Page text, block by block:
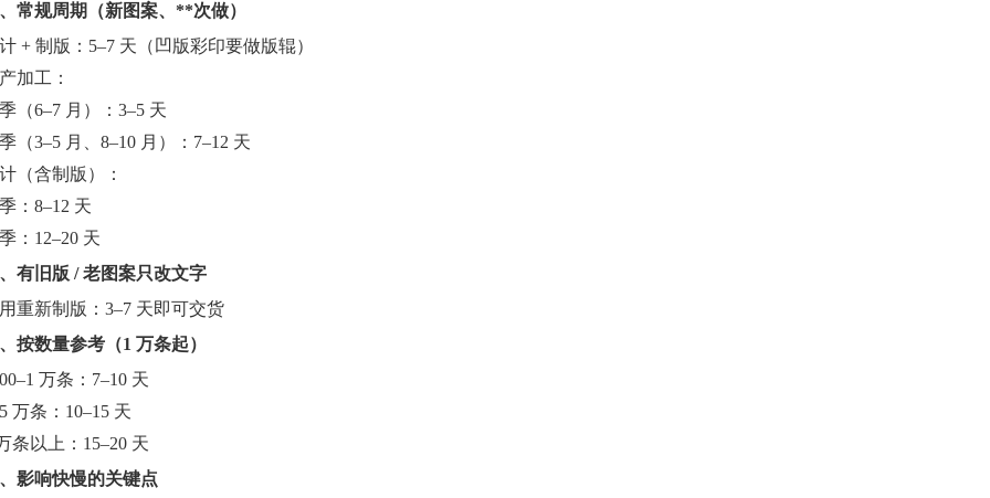
常规周期（新图案、**次做）
+ 制版：5–7 天（凹版彩印要做版辊）
加工：
（6–7 月）：3–5 天
（3–5 月、8–10 月）：7–12 天
（含制版）：
：8–12 天
：12–20 天
有旧版 / 老图案只改文字
重新制版：3–7 天即可交货
按数量参考（1 万条起）
万条：7–10 天
万条：10–15 天
条以上：15–20 天
影响快慢的关键点